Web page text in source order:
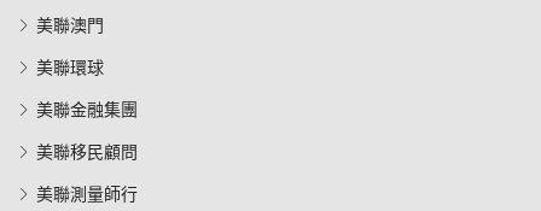
美聯澳門
美聯環球
美聯金融集團
美聯移民顧問
美聯測量師行